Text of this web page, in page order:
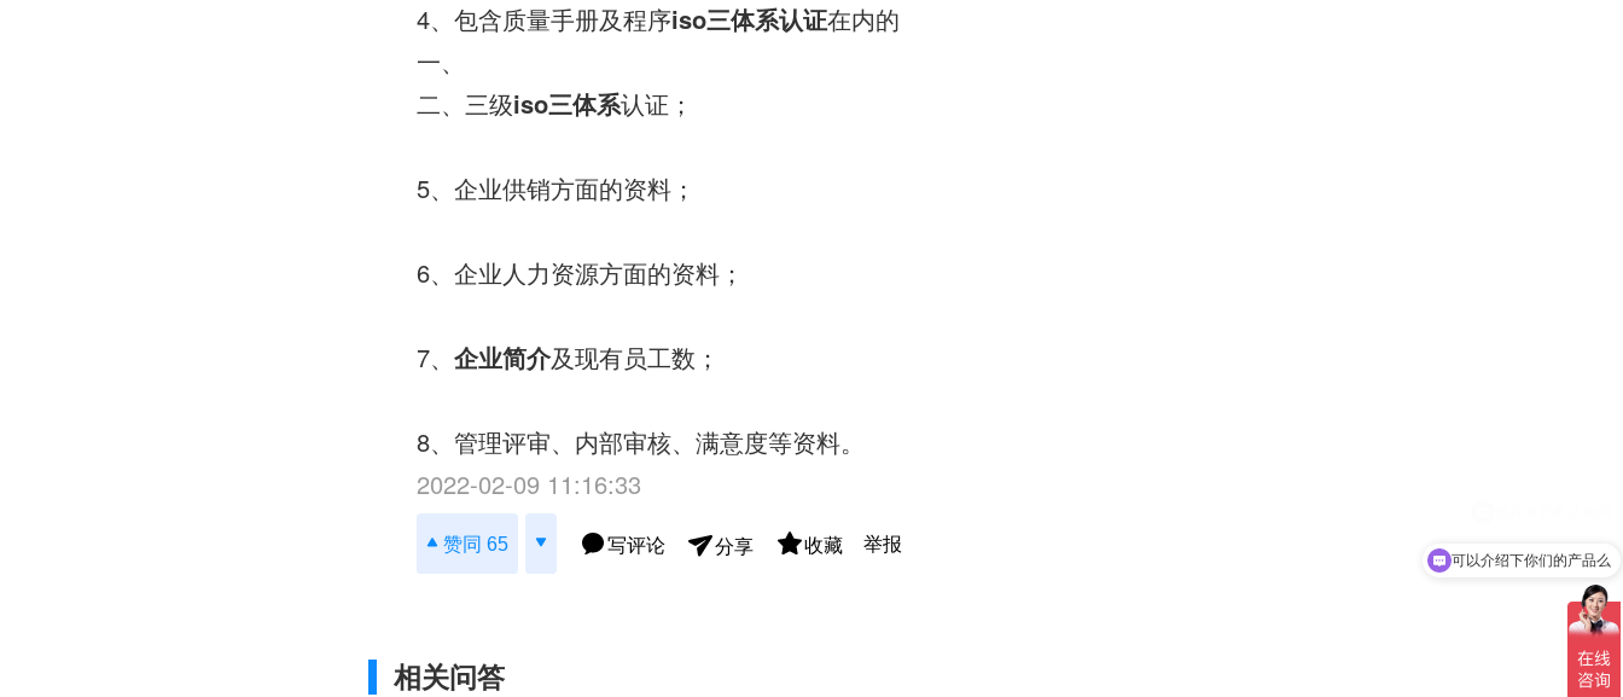
4、包含质量手册及程序iso三体系认证在内的
一、
二、三级iso三体系认证；
5、企业供销方面的资料；
6、企业人力资源方面的资料；
7、企业简介及现有员工数；
8、管理评审、内部审核、满意度等资料。
2022-02-09 11:16:33
赞同 65 写评论 分享 收藏 举报
相关问答
可以介绍下你们的产品么